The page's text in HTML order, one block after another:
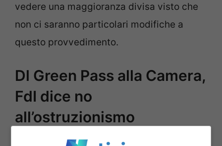
vedere una maggioranza divisa visto che
non ci saranno particolari modifiche a
questo provvedimento.
Dl Green Pass alla Camera,
FdI dice no
all’ostruzionismo